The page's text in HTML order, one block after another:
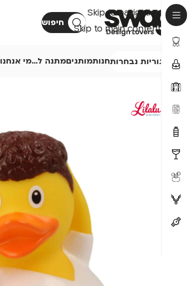
Skip to navigation
Skip to main content
חיפוש
קטגוריות נבחרותחנותמותגיםמתנה ל…מי אנחנו